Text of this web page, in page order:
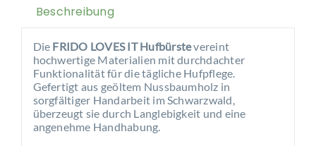
Beschreibung
Die FRIDO LOVES IT Hufbürstevereint
hochwertige Materialien mit durchdachter
Funktionalität für die tägliche Hufpflege.
Gefertigt aus geöltem Nussbaumholz in
sorgfältiger Handarbeit im Schwarzwald,
überzeugt sie durch Langlebigkeit und eine
angenehme Handhabung.